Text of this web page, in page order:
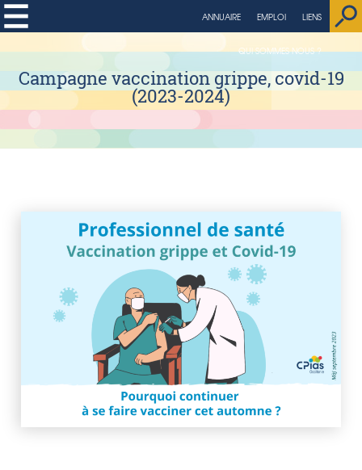
LIENS
EMPLOI
ANNUAIRE
QUI SOMMES NOUS ?
Campagne vaccination grippe, covid-19
(2023-2024)